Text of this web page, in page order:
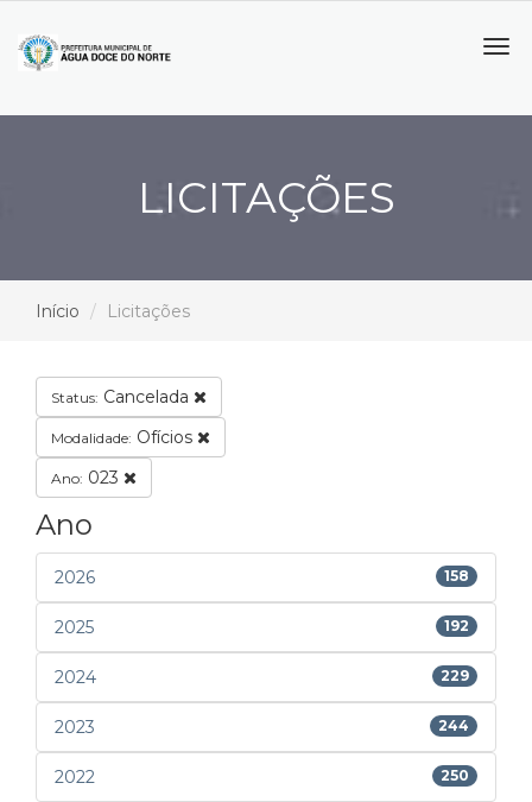
LICITAÇÕES
Início Licitações
Status: Cancelada
Modalidade: Ofícios
Ano: 023
Ano
2026 158
2025 192
2024 229
2023 244
2022 250